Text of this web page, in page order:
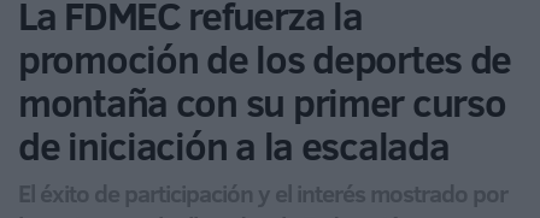
La FDMEC refuerza la
promoción de los deportes de
montaña con su primer curso
de iniciación a la escalada
El éxito de participación y el interés mostrado por